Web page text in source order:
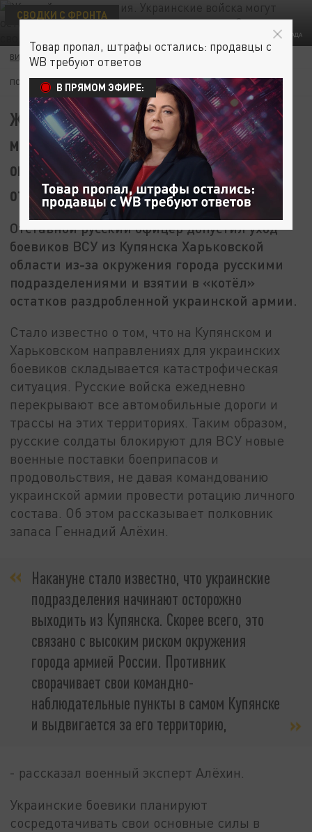
ФОТО: КОЛЛАЖ ЦАРЬГРАДА
СВОДКИ С ФРОНТА
ВИКТОР ЗАГВОЗДИН 14 ИЮЛЯ 06:00
ПОДПИШИТЕСЬ:
Жуткий план спасения. Украинские войска
могут оставить Купянск из-за угрозы
окружения. Свежая сводка с фронтов СВО
от военкоров
Отставной русский офицер допустил уход
боевиков ВСУ из Купянска Харьковской
области из-за окружения города русскими
подразделениями и взятии в «котёл»
остатков раздробленной украинской армии.
Стало известно о том, что на Купянском и
Харьковском направлениях для украинских
боевиков складывается катастрофическая
ситуация. Русские войска ежедневно
перекрывают все автомобильные дороги и
трассы на этих территориях. Таким образом,
русские солдаты блокируют для ВСУ новые
военные поставки боеприпасов и
продовольствия, не давая командованию
украинской армии провести ротацию личного
состава. Об этом рассказывает полковник
запаса Геннадий Алёхин.
Накануне стало известно, что украинские
подразделения начинают осторожно
выходить из Купянска. Скорее всего, это
связано с высоким риском окружения
города армией России. Противник
сворачивает свои командно-
наблюдательные пункты в самом Купянске
и выдвигается за его территорию,
- рассказал военный эксперт Алёхин.
Украинские боевики планируют
сосредотачивать свои основные силы в
Товар пропал, штрафы остались: продавцы с
WB требуют ответов
В ПРЯМОМ ЭФИРЕ: